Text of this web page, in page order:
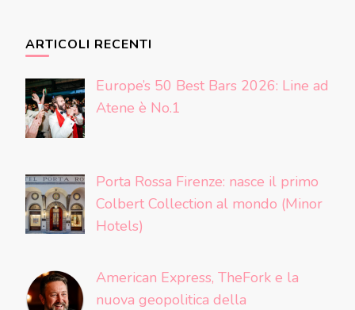
ARTICOLI RECENTI
Europe’s 50 Best Bars 2026: Line ad
Atene è No.1
Porta Rossa Firenze: nasce il primo
Colbert Collection al mondo (Minor
Hotels)
American Express, TheFork e la
nuova geopolitica della